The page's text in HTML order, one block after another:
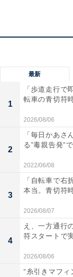
いない派」の
一方、成人式に
「大学の課題で
学年末の試験や
から（30代女性
り、予定が合わ
また、「同級生
「嫌な思いをす
することなど何
「案内が来た覚
ったから（40代
代男性）」など
最新
1
「歩道走行で
転車の青切符
2026/08/06
2
「毎日かあさ
る”毒親告発”
2022/06/08
3
「自転車で右
本当。青切符
2026/08/07
4
え、一方通行
符スタートで
2026/08/06
“糸引きマフィ